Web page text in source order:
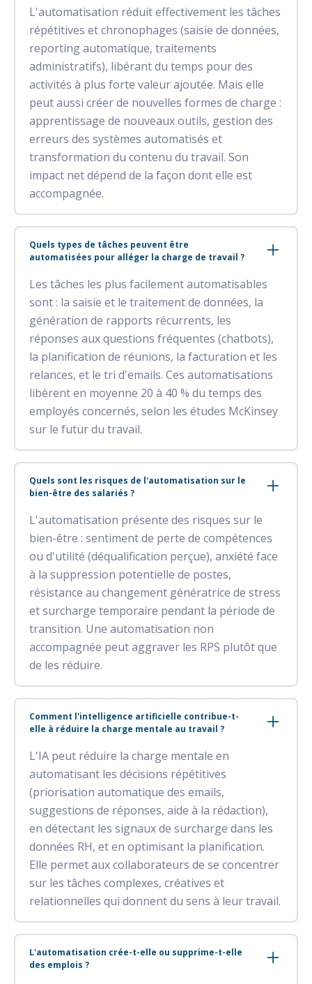
L'automatisation réduit effectivement les tâches
répétitives et chronophages (saisie de données,
reporting automatique, traitements
administratifs), libérant du temps pour des
activités à plus forte valeur ajoutée. Mais elle
peut aussi créer de nouvelles formes de charge :
apprentissage de nouveaux outils, gestion des
erreurs des systèmes automatisés et
transformation du contenu du travail. Son
impact net dépend de la façon dont elle est
accompagnée.
Quels types de tâches peuvent être
automatisées pour alléger la charge de travail ?
Les tâches les plus facilement automatisables
sont : la saisie et le traitement de données, la
génération de rapports récurrents, les
réponses aux questions fréquentes (chatbots),
la planification de réunions, la facturation et les
relances, et le tri d'emails. Ces automatisations
libèrent en moyenne 20 à 40 % du temps des
employés concernés, selon les études McKinsey
sur le futur du travail.
Quels sont les risques de l'automatisation sur le
bien-être des salariés ?
L'automatisation présente des risques sur le
bien-être : sentiment de perte de compétences
ou d'utilité (déqualification perçue), anxiété face
à la suppression potentielle de postes,
résistance au changement génératrice de stress
et surcharge temporaire pendant la période de
transition. Une automatisation non
accompagnée peut aggraver les RPS plutôt que
de les réduire.
Comment l'intelligence artificielle contribue-t-
elle à réduire la charge mentale au travail ?
L'IA peut réduire la charge mentale en
automatisant les décisions répétitives
(priorisation automatique des emails,
suggestions de réponses, aide à la rédaction),
en détectant les signaux de surcharge dans les
données RH, et en optimisant la planification.
Elle permet aux collaborateurs de se concentrer
sur les tâches complexes, créatives et
relationnelles qui donnent du sens à leur travail.
L'automatisation crée-t-elle ou supprime-t-elle
des emplois ?